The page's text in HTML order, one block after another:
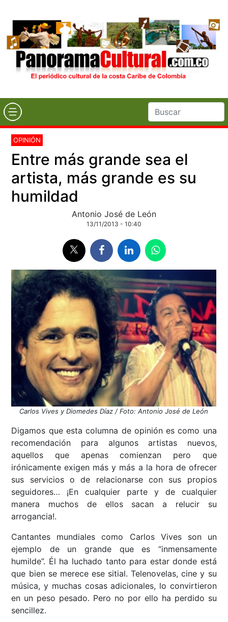
OPINIÓN
Entre más grande sea el
artista, más grande es su
humildad
Antonio José de León
13/11/2013 - 10:40
Carlos Vives y Diomedes Díaz / Foto: Antonio José de León
Digamos que esta columna de opinión es como una
recomendación para algunos artistas nuevos,
aquellos que apenas comienzan pero que
irónicamente exigen más y más a la hora de ofrecer
sus servicios o de relacionarse con sus propios
seguidores… ¡En cualquier parte y de cualquier
manera muchos de ellos sacan a relucir su
arrogancia!.
Cantantes mundiales como Carlos Vives son un
ejemplo de un grande que es “inmensamente
humilde”. Él ha luchado tanto para estar donde está
que bien se merece ese sitial. Telenovelas, cine y su
música, y muchas cosas adicionales, lo convirtieron
en un peso pesado. Pero no por ello ha perdido su
sencillez.